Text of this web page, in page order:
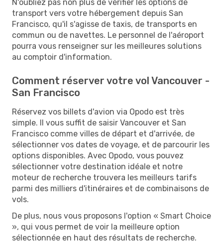
N'oubliez pas non plus de vérifier les options de
transport vers votre hébergement depuis San
Francisco, qu'il s'agisse de taxis, de transports en
commun ou de navettes. Le personnel de l'aéroport
pourra vous renseigner sur les meilleures solutions
au comptoir d'information.
Comment réserver votre vol Vancouver -
San Francisco
Réservez vos billets d'avion via Opodo est très
simple. Il vous suffit de saisir Vancouver et San
Francisco comme villes de départ et d'arrivée, de
sélectionner vos dates de voyage, et de parcourir les
options disponibles. Avec Opodo, vous pouvez
sélectionner votre destination idéale et notre
moteur de recherche trouvera les meilleurs tarifs
parmi des milliers d'itinéraires et de combinaisons de
vols.
De plus, nous vous proposons l'option « Smart Choice
», qui vous permet de voir la meilleure option
sélectionnée en haut des résultats de recherche.